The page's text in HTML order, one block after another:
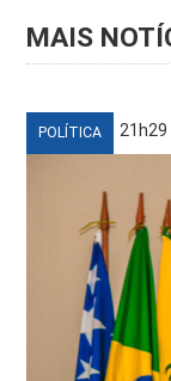
MAIS
POLÍTICA